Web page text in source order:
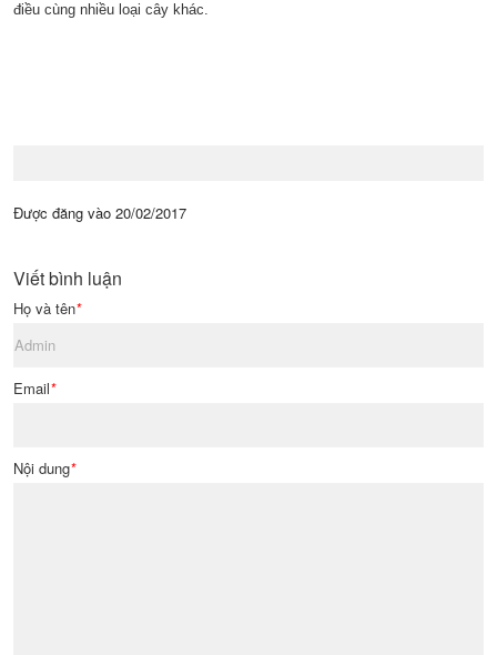
điều cùng nhiều loại cây khác.
Được đăng vào 20/02/2017
Viết bình luận
Họ và tên*
Email*
Nội dung*